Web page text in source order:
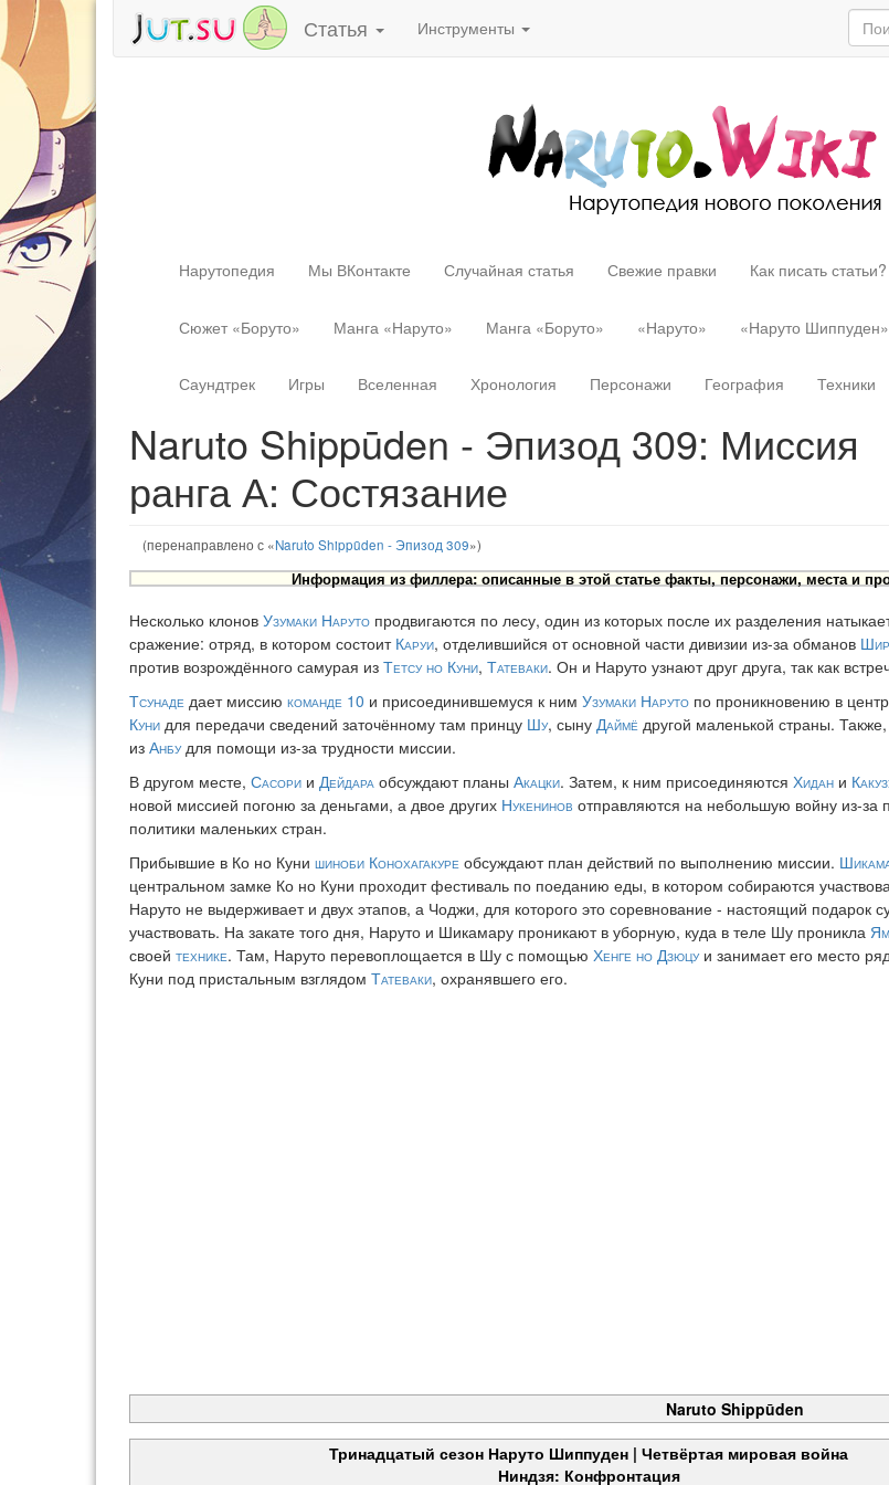
Статья Инструменты
Нарутопедия Мы ВКонтакте Случайная статья Свежие правки Как писать статьи?
Сюжет «Боруто» Манга «Наруто» Манга «Боруто» «Наруто» «Наруто Шиппуден»
Саундтрек Игры Вселенная Хронология Персонажи География Техники
Naruto Shippūden - Эпизод 309: Миссия
ранга А: Состязание
(перенаправлено с «Naruto Shippūden - Эпизод 309»)
Информация из филлера: описанные в этой статье факты, персонажи, места и
Несколько клонов Узумаки Наруто продвигаются по лесу, один из которых после их разделения
сражение: отряд, в котором состоит Каруи, отделившийся от основной части дивизии из-за обманов
против возрождённого самурая из Тетсу но Куни, Татеваки. Он и Наруто узнают друг друга, так как
Тсунаде дает миссию команде 10 и присоединившемуся к ним Узумаки Наруто по проникновению в
Куни для передачи сведений заточённому там принцу Шу, сыну Даймё другой маленькой страны.
из Анбудля помощи из-за трудности миссии.
В другом месте, Сасори и Дейдара обсуждают планы Акацки. Затем, к ним присоединяются Хидан и
новой миссией погоню за деньгами, а двое других Нукенинов отправляются на небольшую войну из-за
политики маленьких стран.
Прибывшие в Ко но Куни шиноби Конохагакуре обсуждают план действий по выполнению миссии.
центральном замке Ко но Куни проходит фестиваль по поеданию еды, в котором собираются
Наруто не выдерживает и двух этапов, а Чоджи, для которого это соревнование - настоящий подарок
участвовать. На закате того дня, Наруто и Шикамару проникают в уборную, куда в теле Шу проникла
своей технике. Там, Наруто перевоплощается в Шу с помощью Хенге но Дзюцуи занимает его место
Куни под пристальным взглядом Татеваки, охранявшего его.
Naruto Shippūden
Тринадцатый сезон Наруто Шиппуден | Четвёртая мировая война
Ниндзя: Конфронтация